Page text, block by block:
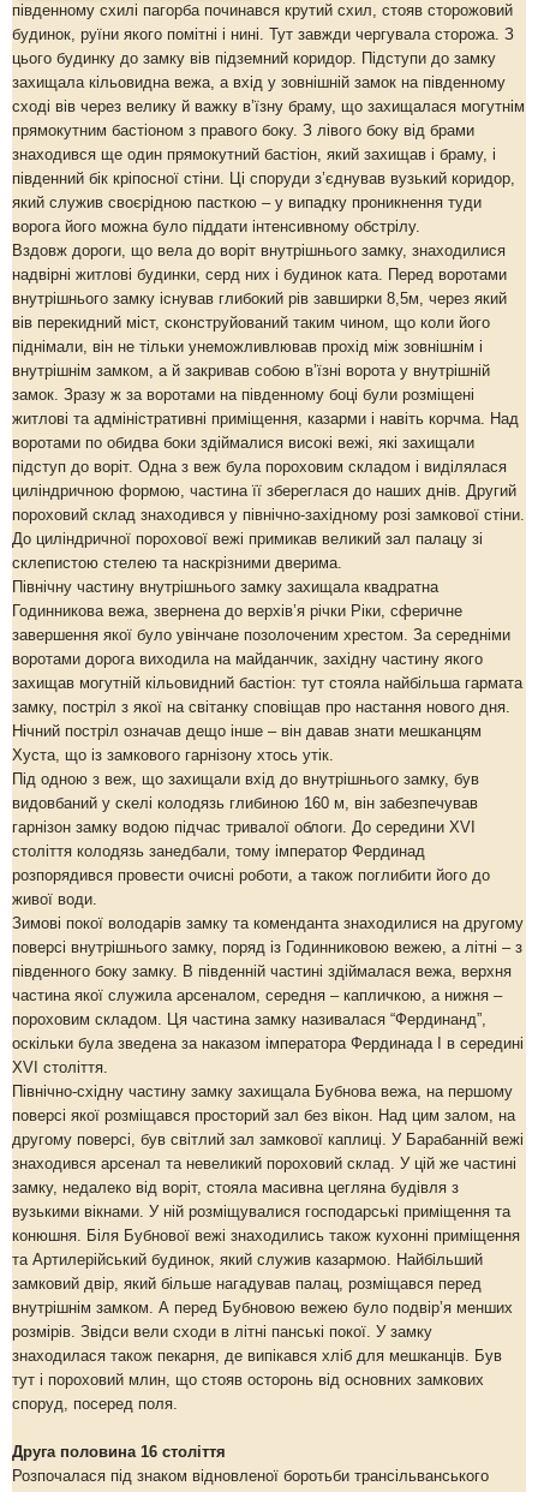
південному схилі пагорба починався крутий схил, стояв сторожовий
будинок, руїни якого помітні і нині. Тут завжди чергувала сторожа. З
цього будинку до замку вів підземний коридор. Підступи до замку
захищала кільовидна вежа, а вхід у зовнішній замок на південному
сході вів через велику й важку в’їзну браму, що захищалася могутнім
прямокутним бастіоном з правого боку. З лівого боку від брами
знаходився ще один прямокутний бастіон, який захищав і браму, і
південний бік кріпосної стіни. Ці споруди з’єднував вузький коридор,
який служив своєрідною пасткою – у випадку проникнення туди
ворога його можна було піддати інтенсивному обстрілу.
Вздовж дороги, що вела до воріт внутрішнього замку, знаходилися
надвірні житлові будинки, серд них і будинок ката. Перед воротами
внутрішнього замку існував глибокий рів завширки 8,5м, через який
вів перекидний міст, сконструйований таким чином, що коли його
піднімали, він не тільки унеможливлював прохід між зовнішнім і
внутрішнім замком, а й закривав собою в’їзні ворота у внутрішній
замок. Зразу ж за воротами на південному боці були розміщені
житлові та адміністративні приміщення, казарми і навіть корчма. Над
воротами по обидва боки здіймалися високі вежі, які захищали
підступ до воріт. Одна з веж була пороховим складом і виділялася
циліндричною формою, частина її збереглася до наших днів. Другий
пороховий склад знаходився у північно-західному розі замкової стіни.
До циліндричної порохової вежі примикав великий зал палацу зі
склепистою стелею та наскрізними дверима.
Північну частину внутрішнього замку захищала квадратна
Годинникова вежа, звернена до верхів’я річки Ріки, сферичне
завершення якої було увінчане позолоченим хрестом. За середніми
воротами дорога виходила на майданчик, західну частину якого
захищав могутній кільовидний бастіон: тут стояла найбільша гармата
замку, постріл з якої на світанку сповіщав про настання нового дня.
Нічний постріл означав дещо інше – він давав знати мешканцям
Хуста, що із замкового гарнізону хтось утік.
Під одною з веж, що захищали вхід до внутрішнього замку, був
видовбаний у скелі колодязь глибиною 160 м, він забезпечував
гарнізон замку водою підчас тривалої облоги. До середини ХVІ
століття колодязь занедбали, тому імператор Фердинад
розпорядився провести очисні роботи, а також поглибити його до
живої води.
Зимові покої володарів замку та коменданта знаходилися на другому
поверсі внутрішнього замку, поряд із Годинниковою вежею, а літні – з
південного боку замку. В південній частині здіймалася вежа, верхня
частина якої служила арсеналом, середня – капличкою, а нижня –
пороховим складом. Ця частина замку називалася “Фердинанд”,
оскільки була зведена за наказом імператора Фердинада І в середині
ХVІ століття.
Північно-східну частину замку захищала Бубнова вежа, на першому
поверсі якої розміщався просторий зал без вікон. Над цим залом, на
другому поверсі, був світлий зал замкової каплиці. У Барабанній вежі
знаходився арсенал та невеликий пороховий склад. У цій же частині
замку, недалеко від воріт, стояла масивна цегляна будівля з
вузькими вікнами. У ній розміщувалися господарські приміщення та
конюшня. Біля Бубнової вежі знаходились також кухонні приміщення
та Артилерійський будинок, який служив казармою. Найбільший
замковий двір, який більше нагадував палац, розміщався перед
внутрішнім замком. А перед Бубновою вежею було подвір’я менших
розмірів. Звідси вели сходи в літні панські покої. У замку
знаходилася також пекарня, де випікався хліб для мешканців. Був
тут і пороховий млин, що стояв осторонь від основних замкових
споруд, посеред поля.
Друга половина 16 століття
Розпочалася під знаком відновленої боротьби трансільванського